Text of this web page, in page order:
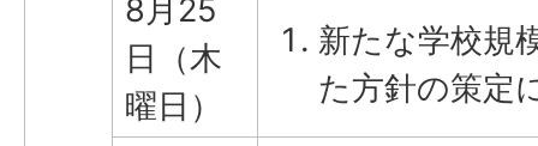
8月25
日（木
曜日）
新たな学校規
た方針の策定